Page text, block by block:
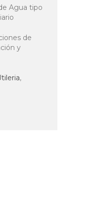
Agua tipo
de
y
,